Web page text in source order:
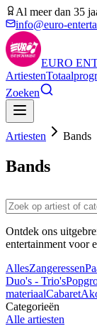
Al meer dan 35
info@euro-
EURO
Artiesten
Zoeken
Artiesten Bands
Bands
Ontdek ons
entertainment voor
AllesZangeressen
Duo's - Trio's
materiaalCabaret
Categorieën
Alle artiesten